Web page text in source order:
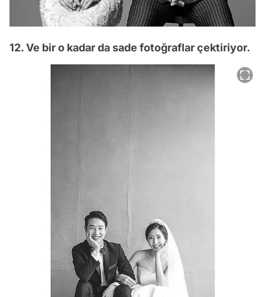
12. Ve bir o kadar da sade fotoğraflar çektiriyor.